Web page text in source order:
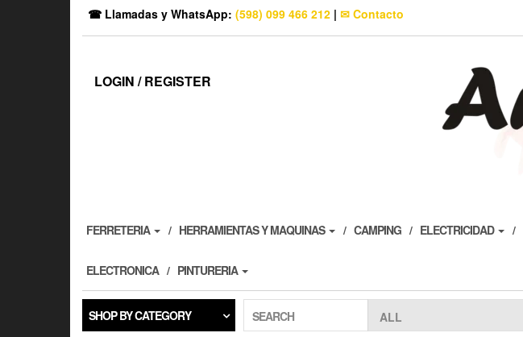
☎ Llamadas y WhatsApp: (598) 099 466 212 | ✉ Contacto
LOGIN / REGISTER
FERRETERIA HERRAMIENTAS Y MAQUINAS CAMPING ELECTRICIDAD
ELECTRONICA PINTURERIA
SHOP BY CATEGORY SEARCH